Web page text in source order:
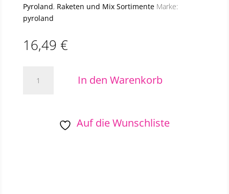
Pyroland, Raketen und Mix Sortimente Marke:
pyroland
16,49 €
In den Warenkorb
Auf die Wunschliste